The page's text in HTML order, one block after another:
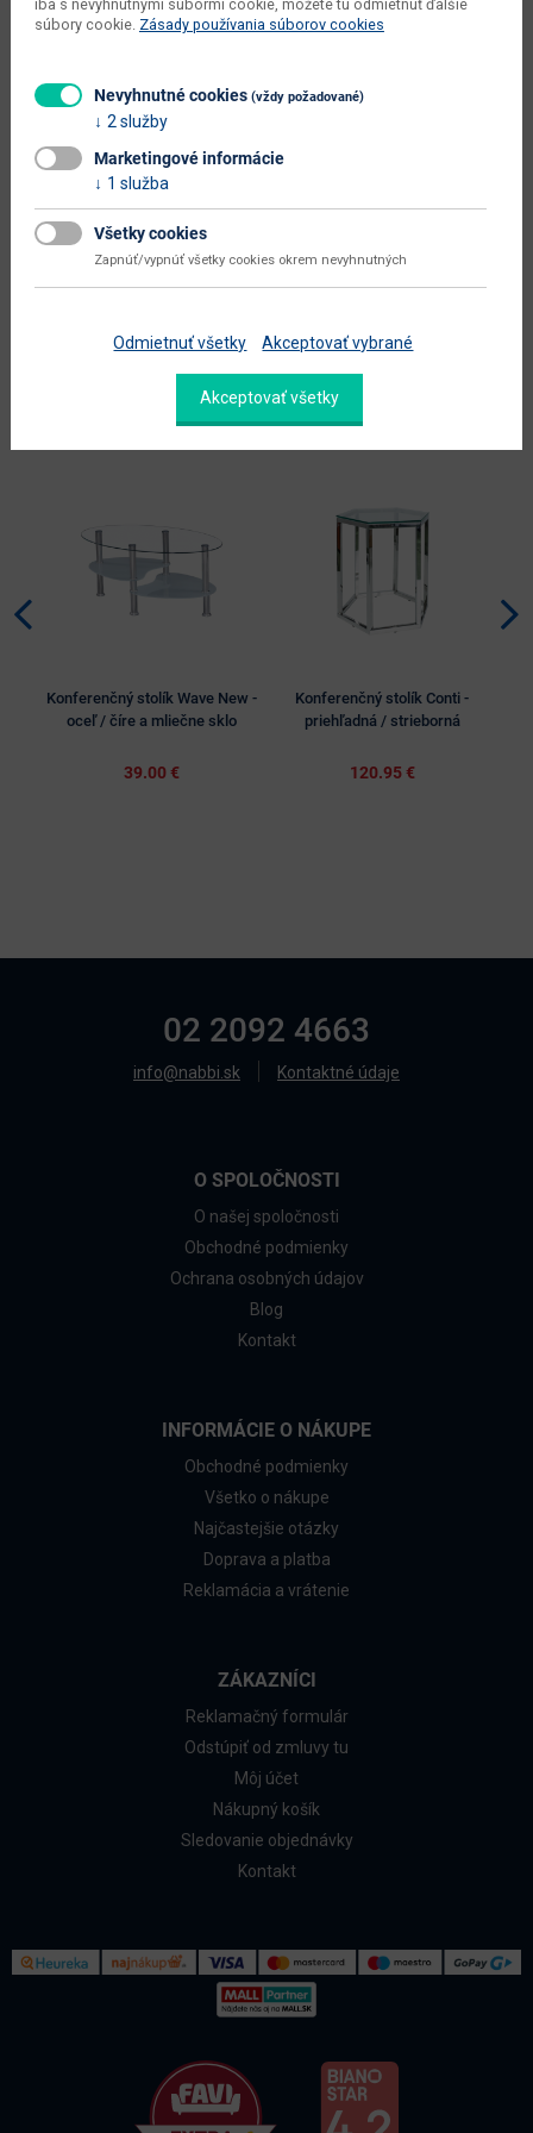
hlavná farba číra
prevedenie s leskom nie
doplnkový materiál
Zobraziť ďalšie parametre
Alternatívne produkty
Konferenčný stolík Wave New -
oceľ / číre a mliečne sklo
39.00 €
Konferenčný stolík Conti -
priehľadná / strieborná
120.95 €
02 2092 4663
info@nabbi.sk Kontaktné údaje
O SPOLOČNOSTI
O našej spoločnosti
Obchodné podmienky
Ochrana osobných údajov
Blog
Kontakt
INFORMÁCIE O NÁKUPE
Obchodné podmienky
Všetko o nákupe
Najčastejšie otázky
Doprava a platba
Reklamácia a vrátenie
ZÁKAZNÍCI
Reklamačný formulár
Odstúpiť od zmluvy tu
Môj účet
Nákupný košík
Sledovanie objednávky
Kontakt
iba s nevyhnutnými súbormi cookie, môžete tu odmietnuť ďalšie
súbory cookie. Zásady používania súborov cookies
Nevyhnutné cookies (vždy požadované)
2 služby
Marketingové informácie
1 služba
Všetky cookies
Zapnúť/vypnúť všetky cookies okrem nevyhnutných
Odmietnuť všetky Akceptovať vybrané
Akceptovať všetky